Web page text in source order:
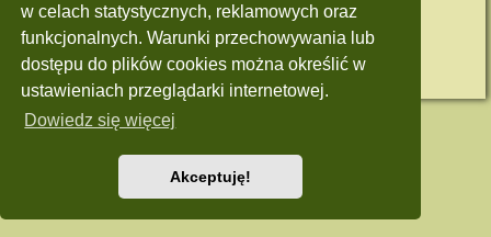
w celach statystycznych, reklamowych oraz
funkcjonalnych. Warunki przechowywania lub
dostępu do plików cookies można określić w
ustawieniach przeglądarki internetowej.
Dowiedz się więcej
Akceptuję!
Technologię dostarczaphpBB® Forum Software © phpBB Limited
Polski pakiet językowy dostarcza phpBB.pl
Style: Green-Style by Joyce&Luna phpBB-Style-Design
Zasady ochrony danych osobowych | Regulamin